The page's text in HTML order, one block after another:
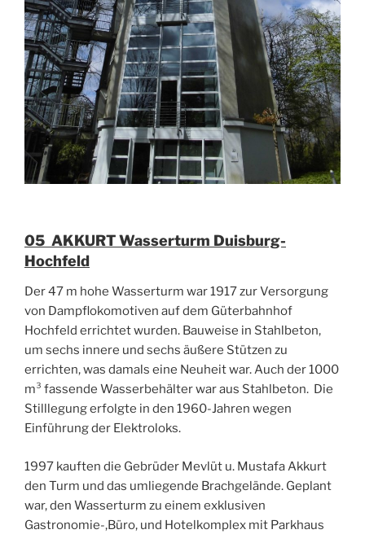
05 AKKURT Wasserturm Duisburg-
Hochfeld
Der 47 m hohe Wasserturm war 1917 zur Versorgung
von Dampflokomotiven auf dem Güterbahnhof
Hochfeld errichtet wurden. Bauweise in Stahlbeton,
um sechs innere und sechs äußere Stützen zu
errichten, was damals eine Neuheit war. Auch der 1000
m³ fassende Wasserbehälter war aus Stahlbeton. Die
Stilllegung erfolgte in den 1960-Jahren wegen
Einführung der Elektroloks.
1997 kauften die Gebrüder Mevlüt u. Mustafa Akkurt
den Turm und das umliegende Brachgelände. Geplant
war, den Wasserturm zu einem exklusiven
Gastronomie-,Büro, und Hotelkomplex mit Parkhaus